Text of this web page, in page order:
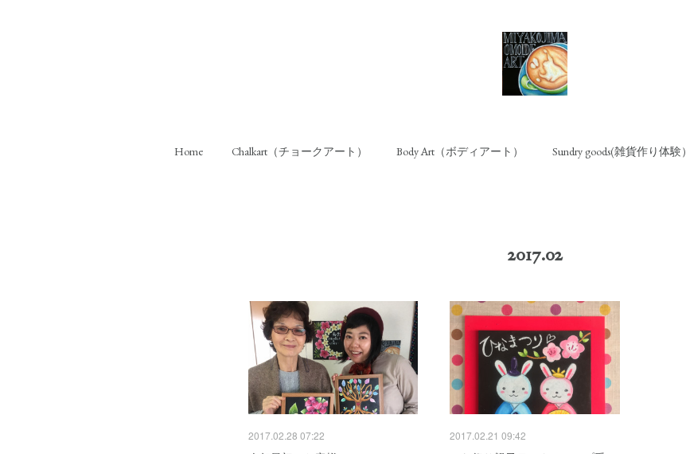
Home Chalkart（チョークアート） Body Art（ボディアート） Sundry goods(雑貨作り体験）
2017.02
2017.02.28 07:22 2017.02.21 09:42